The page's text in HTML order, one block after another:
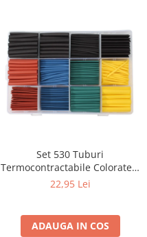
Set 530 Tuburi
Termocontractabile Colorate –
Izolație și Protecție
22,95 Lei
ADAUGA IN COS